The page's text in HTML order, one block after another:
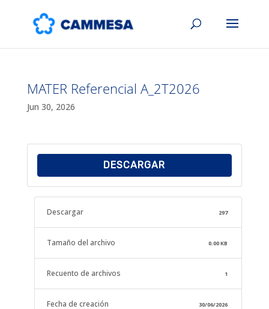
MATER Referencial A_2T2026
Jun 30, 2026
DESCARGAR
Descargar 297
Tamaño del archivo 0.00 KB
Recuento de archivos 1
Fecha de creación 30/06/2026